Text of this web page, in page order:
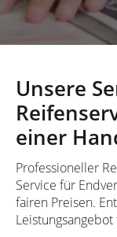
Unsere
einer
Professioneller
Service für
fairen Preisen.